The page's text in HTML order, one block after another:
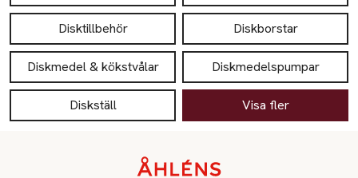
Disktillbehör Diskborstar
Diskmedel & kökstvålar Diskmedelspumpar
Diskställ Visa fler